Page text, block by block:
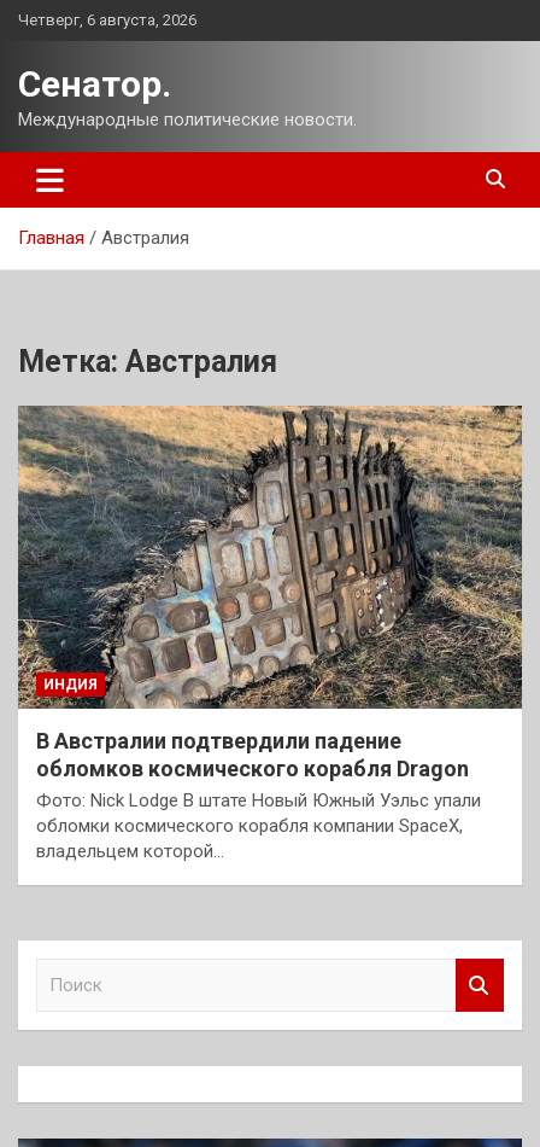
Перейти
Четверг, 6 августа, 2026
Сенатор.
Международные политические новости.
Главная Австралия
Метка: Австралия
ИНДИЯ
В Австралии подтвердили падение
обломков космического корабля Dragon
Фото: Nick Lodge В штате Новый Южный Уэльс упали
обломки космического корабля компании SpaceX,
владельцем которой…
к